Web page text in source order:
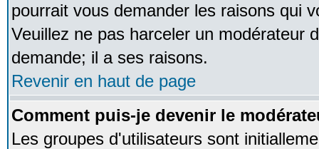
pourrait vous demander les raisons qui
Veuillez ne pas harceler un modérateur
demande; il a ses raisons.
Revenir en haut de page
Comment puis-je devenir le
Les groupes d'utilisateurs sont